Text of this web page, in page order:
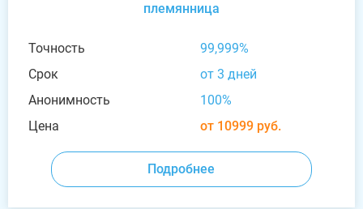
племянница
Точность
99,999%
Срок
от 3 дней
Анонимность
100%
Цена
от 10999 руб.
Подробнее